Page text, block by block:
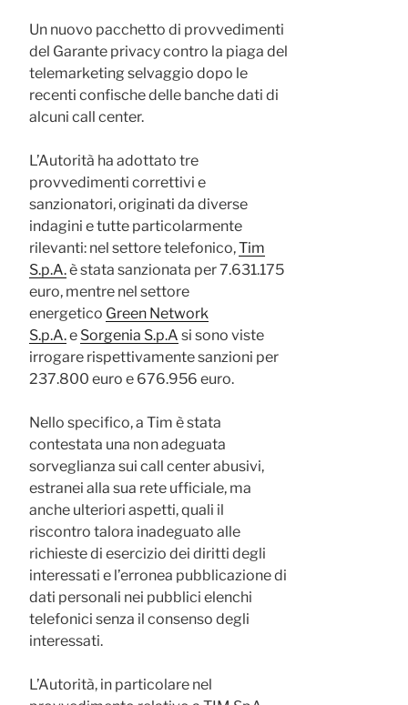
Un nuovo pacchetto di provvedimenti
del Garante privacy contro la piaga del
telemarketing selvaggio dopo le
recenti confische delle banche dati di
alcuni call center.
L’Autorità ha adottato tre
provvedimenti correttivi e
sanzionatori, originati da diverse
indagini e tutte particolarmente
rilevanti: nel settore telefonico,Tim
S.p.A.è stata sanzionata per 7.631.175
euro, mentre nel settore
energetico Green Network
S.p.A.e Sorgenia S.p.A si sono viste
irrogare rispettivamente sanzioni per
237.800 euro e 676.956 euro.
Nello specifico, a Tim è stata
contestata una non adeguata
sorveglianza sui call center abusivi,
estranei alla sua rete ufficiale, ma
anche ulteriori aspetti, quali il
riscontro talora inadeguato alle
richieste di esercizio dei diritti degli
interessati e l’erronea pubblicazione di
dati personali nei pubblici elenchi
telefonici senza il consenso degli
interessati.
L’Autorità, in particolare nel